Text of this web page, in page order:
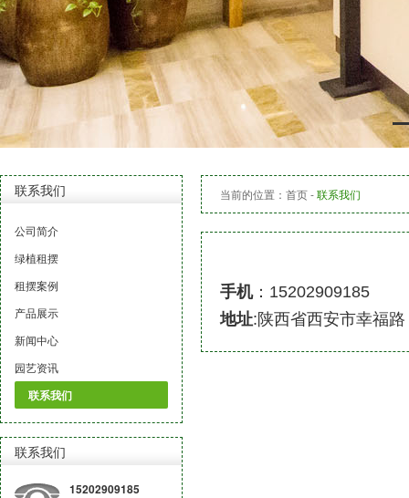
联系我们
公司简介
绿植租摆
租摆案例
产品展示
新闻中心
园艺资讯
联系我们
联系我们
15202909185
当前的位置： 首页-联系我们
手机：15202909185
地址:陕西省西安市幸福路